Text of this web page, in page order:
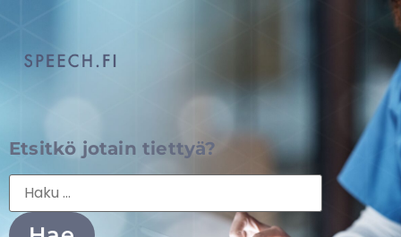
Etsitkö jotain tiettyä?